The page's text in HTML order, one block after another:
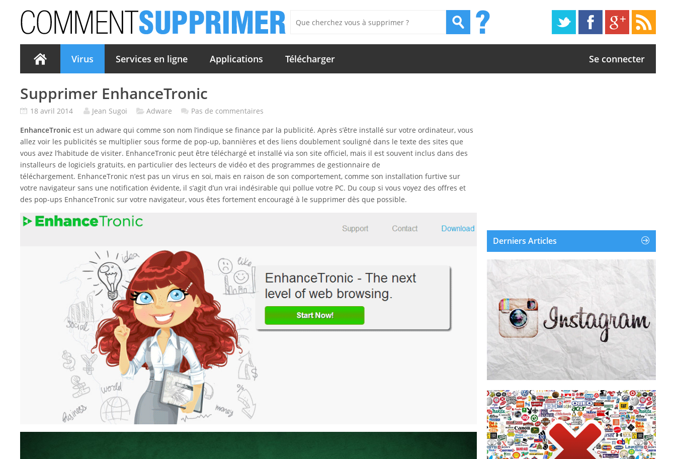
Virus Services en ligne Applications Télécharger Se connecter
Supprimer EnhanceTronic
18 avril 2014 Jean Sugoi Adware
Pas de commentaires
EnhanceTronic est un adware qui comme son nom l’indique se finance par la publicité. Après s’être installé sur votre ordinateur, vous
allez voir les publicités se multiplier sous forme de pop-up, bannières et des liens doublement souligné dans le texte des sites que
vous avez l’habitude de visiter. EnhanceTronic peut être téléchargé et installé via son site officiel, mais il est souvent inclus dans des
installeurs de logiciels gratuits, en particulier des lecteurs de vidéo et des programmes de gestionnaire de
téléchargement. EnhanceTronic n’est pas un virus en soi, mais en raison de son comportement, comme son installation furtive sur
votre navigateur sans une notification évidente, il s’agit d’un vrai indésirable qui pollue votre PC. Du coup si vous voyez des offres et
des pop-ups EnhanceTronic sur votre navigateur, vous êtes fortement encouragé à le supprimer dès que possible.
Derniers Articles
Instagram est une application et un service en
ligne de partage de photos et de vidéos
disponible sur iOS, Android et Windows
Phone. Instagram a été créé et lancé en
octobre 2010. Le 9 avril 2012, Facebook a
racheté Instagram pour environ un milliard...
Supprimer un compte Instagram
automatique, intégrée au navigateur web, qui
supprime les pubs de leur écr...
Supprimer la publicité